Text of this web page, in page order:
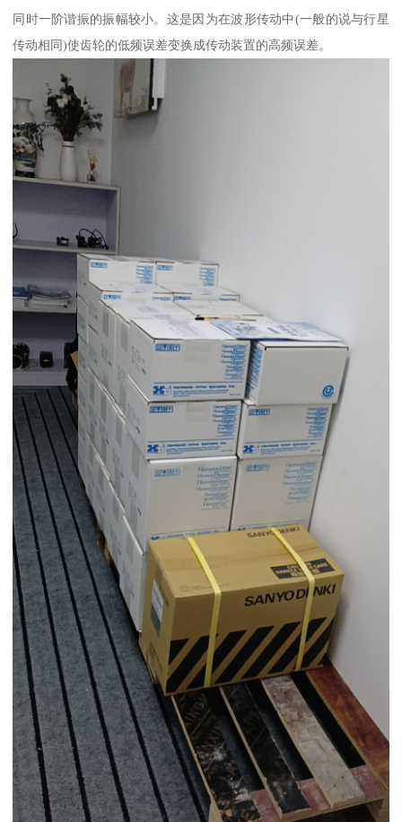
同时一阶谐振的振幅较小。这是因为在波形传动中(一般的说与行星
传动相同)使齿轮的低频误差变换成传动装置的高频误差。